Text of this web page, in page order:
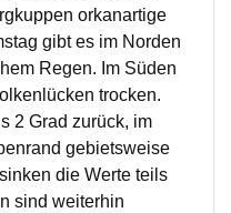
orkanartige
gibt es im Norden
Regen. Im Süden
trocken.
2 Grad zurück, im
gebietsweise
die Werte teils
sind weiterhin